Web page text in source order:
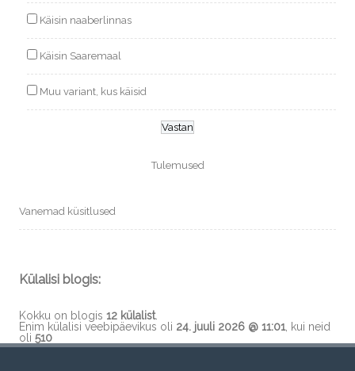
Käisin naaberlinnas
Käisin Saaremaal
Muu variant, kus käisid
Tulemused
Vanemad küsitlused
Külalisi blogis:
Kokku on blogis 12 külalist.
Enim külalisi veebipäevikus oli 24. juuli 2026 @ 11:01 , kui neid
oli 510